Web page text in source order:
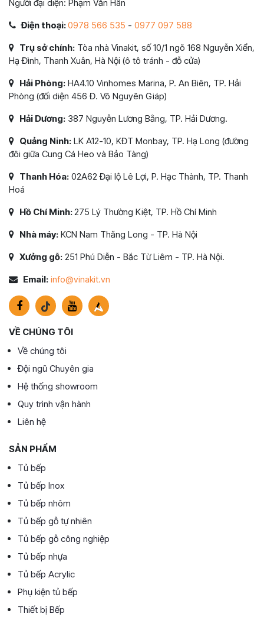
Người đại diện: Phạm Văn Hân
Điện thoại:0978 566 535 - 0977 097 588
Trụ sở chính: Tòa nhà Vinakit, số 10/1 ngõ 168 Nguyễn Xiển,
Hạ Đình, Thanh Xuân, Hà Nội (ô tô tránh - đỗ cửa)
Hải Phòng: HA4.10 Vinhomes Marina, P. An Biên, TP. Hải
Phòng (đối diện 456 Đ. Võ Nguyên Giáp)
Hải Dương: 387 Nguyễn Lương Bằng, TP. Hải Dương.
Quảng Ninh: LK A12-10, KĐT Monbay, TP. Hạ Long (đường
đôi giữa Cung Cá Heo và Bảo Tàng)
Thanh Hóa: 02A62 Đại lộ Lê Lợi, P. Hạc Thành, TP. Thanh
Hoá
Hồ Chí Minh:275 Lý Thường Kiệt, TP. Hồ Chí Minh
Nhà máy: KCN Nam Thăng Long - TP. Hà Nội
Xưởng gỗ: 251 Phú Diễn - Bắc Từ Liêm - TP. Hà Nội.
Email: info@vinakit.vn
VỀ CHÚNG TÔI
Về chúng tôi
Đội ngũ Chuyên gia
Hệ thống showroom
Quy trình vận hành
Liên hệ
SẢN PHẨM
Tủ bếp
Tủ bếp Inox
Tủ bếp nhôm
Tủ bếp gỗ tự nhiên
Tủ bếp gỗ công nghiệp
Tủ bếp nhựa
Tủ bếp Acrylic
Phụ kiện tủ bếp
Thiết bị Bếp